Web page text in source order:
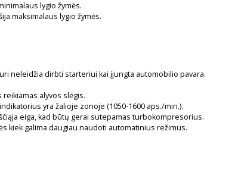
lygio žymės.
maksimalaus lygio žymės.
neleidžia dirbti starteriui kai įjungta automobilio pavara.
alyvos slėgis.
yra žalioje zonoje (1050-1600 aps./min.).
eiga, kad būtų gerai sutepamas turbokompresorius.
kiek galima daugiau naudoti automatinius režimus.